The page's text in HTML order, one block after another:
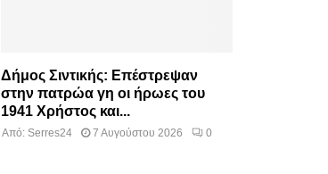
Δήμος Σιντικής: Επέστρεψαν
στην πατρώα γη οι ήρωες του
1941 Χρήστος και...
Από: Serres24 7 Αυγούστου 2026 0